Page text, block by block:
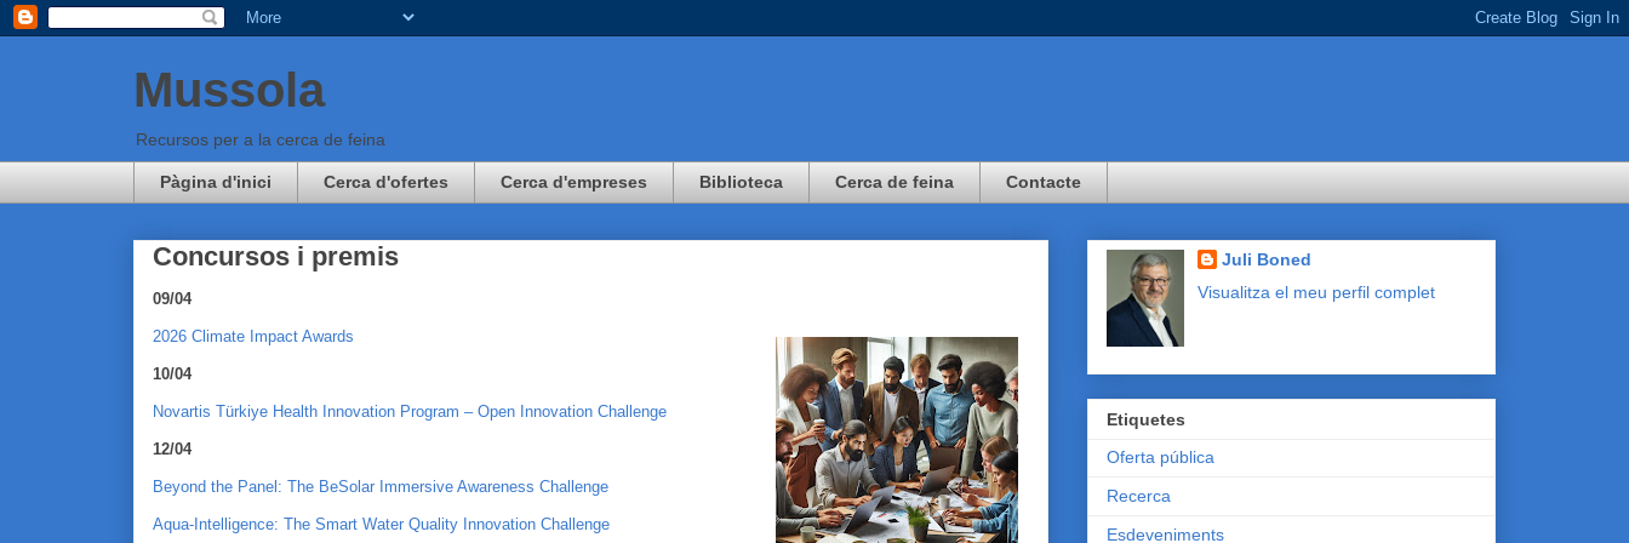
Mussola
Recursos per a la cerca de feina
Pàgina d'inici Cerca d'ofertes Cerca d'empreses Biblioteca Cerca de feina Contacte
Concursos i premis
09/04
2026 Climate Impact Awards
10/04
Novartis Türkiye Health Innovation Program – Open Innovation Challenge
12/04
Beyond the Panel: The BeSolar Immersive Awareness Challenge
Aqua-Intelligence: The Smart Water Quality Innovation Challenge
Juli Boned
Visualitza el meu perfil complet
Etiquetes
Oferta pública
Recerca
Esdeveniments